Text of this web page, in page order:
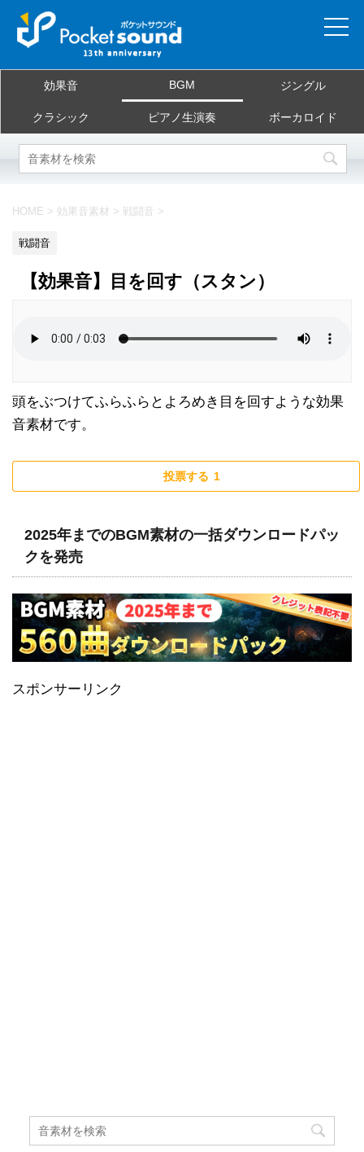
当サイトについて
ご利用規約
お問合せ
効果音 BGM ジングル
クラシック ピアノ生演奏 ボーカロイド
HOME > 効果音素材 > 戦闘音 >
戦闘音
【効果音】目を回す（スタン）
頭をぶつけてふらふらとよろめき目を回すような効果
音素材です。
投票する 1
2025年までのBGM素材の一括ダウンロードパッ
クを発売
スポンサーリンク